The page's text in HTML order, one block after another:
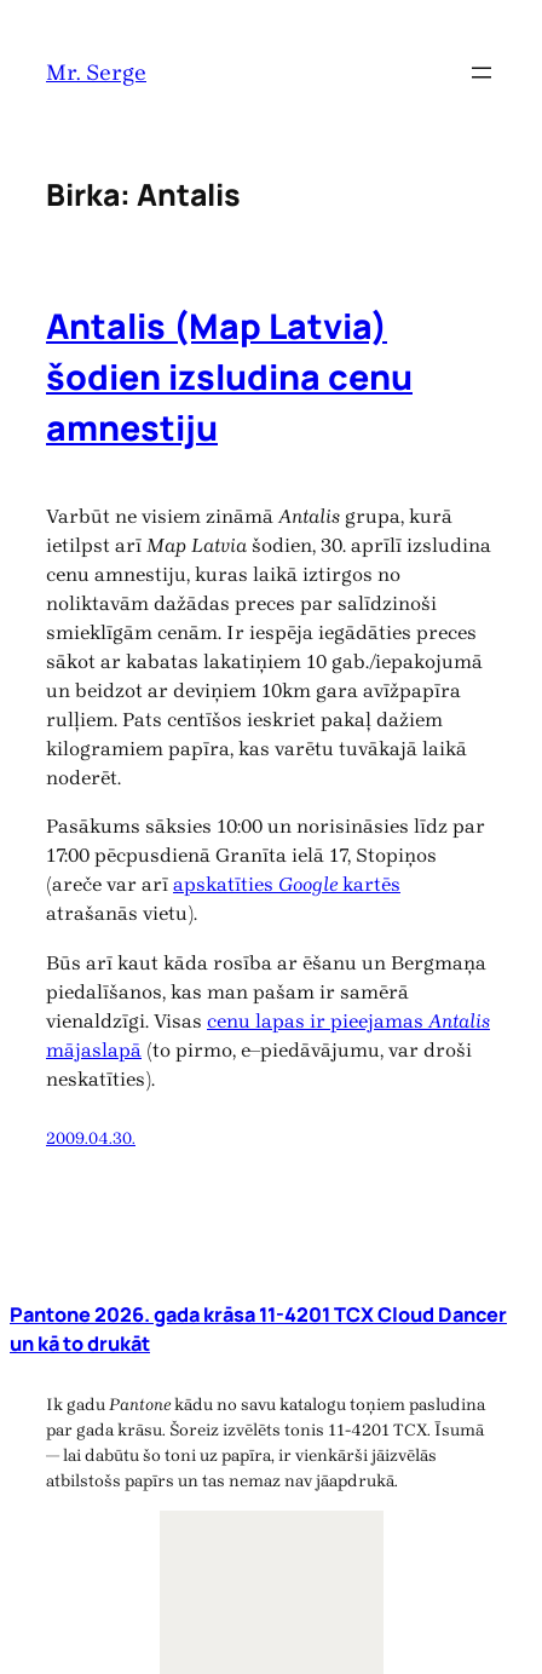
saturu
Mr. Serge
Birka: Antalis
Antalis (Map Latvia)
šodien izsludina cenu
amnestiju
Varbūt ne visiem zināmāAntalis grupa, kurā
ietilpst arī Map Latvia šodien, 30. aprīlī izsludina
cenu amnestiju, kuras laikā iztirgos no
noliktavām dažādas preces par salīdzinoši
smieklīgām cenām. Ir iespēja iegādāties preces
sākot ar kabatas lakatiņiem 10 gab./iepakojumā
un beidzot ar deviņiem 10km gara avīžpapīra
rulļiem. Pats centīšos ieskriet pakaļ dažiem
kilogramiem papīra, kas varētu tuvākajā laikā
noderēt.
Pasākums sāksies 10:00 un norisināsies līdz par
17:00 pēcpusdienā Granīta ielā 17, Stopiņos
(areče var arī apskatīties Googlekartēs
atrašanās vietu).
Būs arī kaut kāda rosība ar ēšanu un Bergmaņa
piedalīšanos, kas man pašam ir samērā
vienaldzīgi. Visas cenu lapas ir pieejamas Antalis
mājaslapā (to pirmo, e–piedāvājumu, var droši
neskatīties).
2009.04.30.
Pantone 2026. gada krāsa 11-4201 TCX Cloud Dancer
un kā to drukāt
Ik gaduPantonekādu no savu katalogu toņiem pasludina
par gada krāsu. Šoreiz izvēlēts tonis 11-4201 TCX. Īsumā
— lai dabūtu šo toni uz papīra, ir vienkārši jāizvēlās
atbilstošs papīrs un tas nemaz nav jāapdrukā.